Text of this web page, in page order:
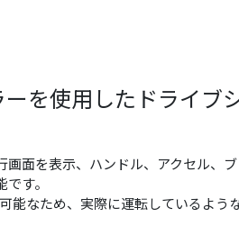
を使用したドライブ
画面を表示、ハンドル、アクセル、
す。
能なため、実際に運転しているよう